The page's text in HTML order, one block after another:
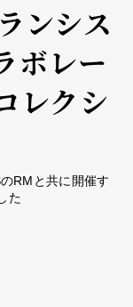
ンシス
ボレー
レクシ
RMと共に開催す
た